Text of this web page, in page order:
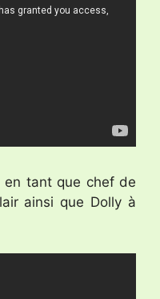
en tant que chef de
ainsi que Dolly à